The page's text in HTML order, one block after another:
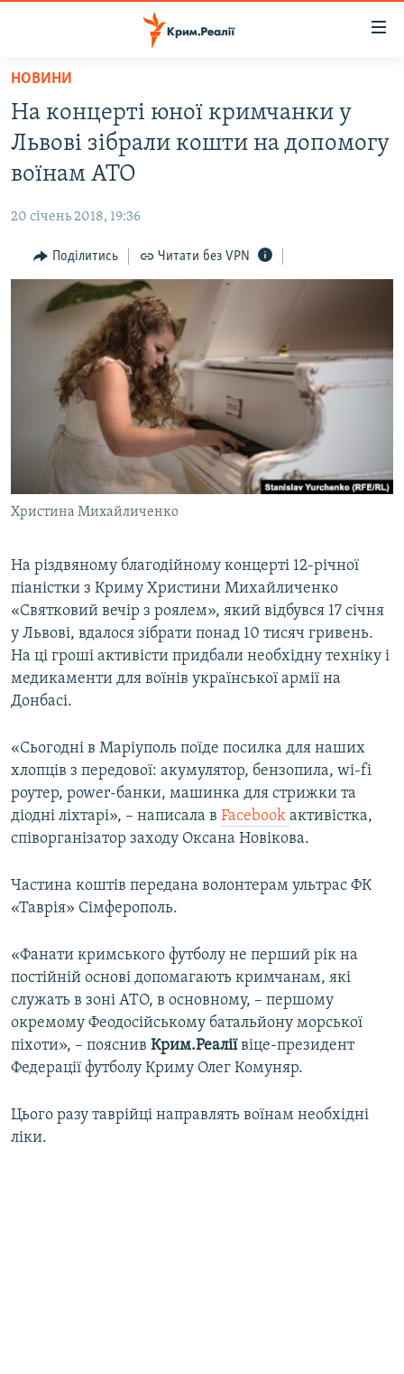
Перейти
основного
матеріалу
Перейти
до
основної
Перейти
до
пошуку
ВОДА.КРИМ
ВІДЕО ТА ФОТО
БЛОГИ
ПОГЛЯД
ІНТЕРВ'Ю
ВСЕ ЗА ДЕНЬ
СПЕЦПРОЕКТИ
ДЕПОРТАЦІЯ
ВІДЕОУРОКИ «ELIFBE»
СВІДЧЕННЯ ОКУПАЦІЇ
УКРАЇНСЬКА ПРОБЛЕМА КРИМУ
ІНФОГРАФІКА
ЯК ОБІЙТИ БЛОКУВАННЯ
Русский
ДОЛУЧАЙСЯ!
Усі сайти RFE/RL
НОВИНИ
На концерті юної кримчанки у
Львові зібрали кошти на допомогу
воїнам АТО
20 січень 2018, 19:36
Поділитись Читати без VPN
Христина Михайличенко
На різдвяному благодійному концерті 12-річної
піаністки з Криму Христини Михайличенко
«Святковий вечір з роялем», який відбувся 17 січня
у Львові, вдалося зібрати понад 10 тисяч гривень.
На ці гроші активісти придбали необхідну техніку і
медикаменти для воїнів української армії на
Донбасі.
«Сьогодні в Маріуполь поїде посилка для наших
хлопців з передової: акумулятор, бензопила, wi-fi
роутер, power-банки, машинка для стрижки та
діодні ліхтарі», – написала в Facebook активістка,
співорганізатор заходу Оксана Новікова.
Частина коштів передана волонтерам ультрас ФК
«Таврія» Сімферополь.
«Фанати кримського футболу не перший рік на
постійній основі допомагають кримчанам, які
служать в зоні АТО, в основному, – першому
окремому Феодосійському батальйону морської
піхоти», – пояснив Крим.Реаліївіце-президент
Федерації футболу Криму Олег Комуняр.
Цього разу таврійці направлять воїнам необхідні
ліки.